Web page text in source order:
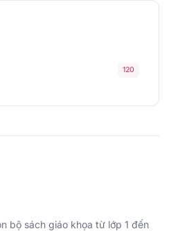
120
bộ sách giáo khọa từ lớp 1 đến